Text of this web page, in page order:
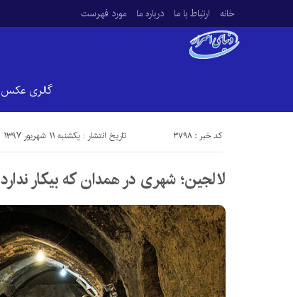
خانه ارتباط با ما درباره ما مورد فهرست
گالری عکس
تاریخ انتشار : یکشنبه ۱۱ شهریور ۱۳۹۷ - ۱۶:۱۳ کد خبر : 3798
لالجین؛ شهری در همدان که بیکار ندارد